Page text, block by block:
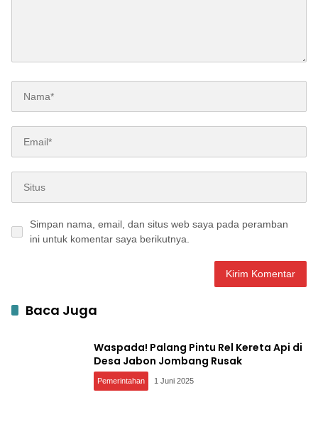
Simpan nama, email, dan situs web saya pada peramban
ini untuk komentar saya berikutnya.
Baca Juga
Waspada! Palang Pintu Rel Kereta Api di
Desa Jabon Jombang Rusak
Pemerintahan 1 Juni 2025